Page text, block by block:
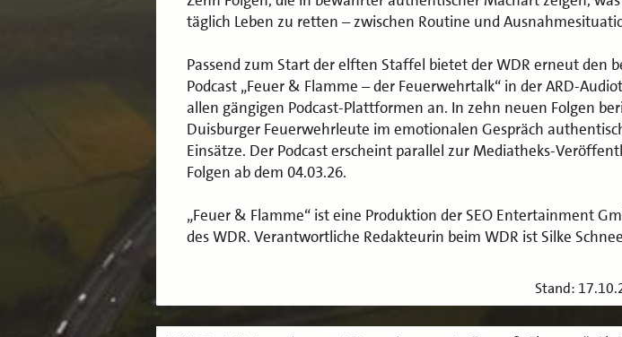
täglich Leben zu retten – zwischen Routine und
Passend zum Start der elften Staffel bietet der WDR erneut den
Podcast „Feuer & Flamme – der Feuerwehrtalk“ in der ARD-
allen gängigen Podcast-Plattformen an. In zehn neuen Folgen
Duisburger Feuerwehrleute im emotionalen Gespräch
Einsätze. Der Podcast erscheint parallel zur Mediatheks-
Folgen ab dem 04.03.26.
„Feuer & Flamme“ ist eine Produktion der SEO Entertainment
des WDR. Verantwortliche Redakteurin beim WDR ist Silke
Stand: